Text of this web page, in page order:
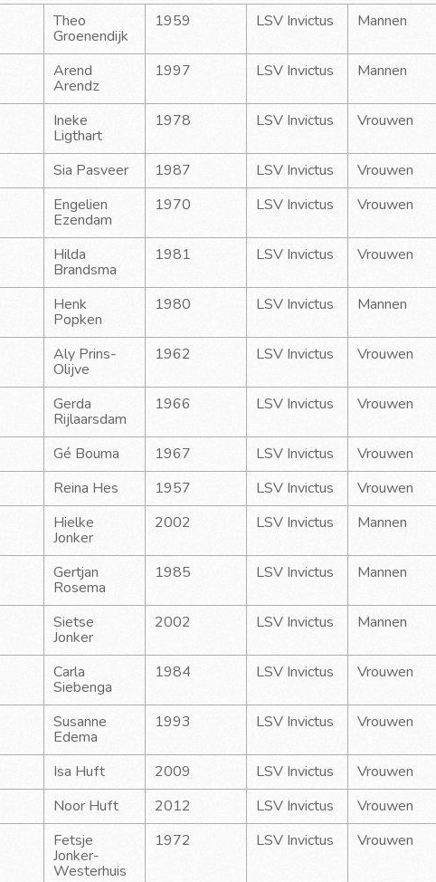
Theo
Groenendijk
1959 LSV Invictus Mannen
Arend
Arendz
1997 LSV Invictus Mannen
Ineke
Ligthart
1978 LSV Invictus Vrouwen
Sia Pasveer 1987 LSV Invictus Vrouwen
Engelien
Ezendam
1970 LSV Invictus Vrouwen
Hilda
Brandsma
1981 LSV Invictus Vrouwen
Henk
Popken
1980 LSV Invictus Mannen
Aly Prins-
Olijve
1962 LSV Invictus Vrouwen
Gerda
Rijlaarsdam
1966 LSV Invictus Vrouwen
Gé Bouma 1967 LSV Invictus Vrouwen
Reina Hes 1957 LSV Invictus Vrouwen
Hielke
Jonker
2002 LSV Invictus Mannen
Gertjan
Rosema
1985 LSV Invictus Mannen
Sietse
Jonker
2002 LSV Invictus Mannen
Carla
Siebenga
1984 LSV Invictus Vrouwen
Susanne
Edema
1993 LSV Invictus Vrouwen
Isa Huft 2009 LSV Invictus Vrouwen
Noor Huft 2012 LSV Invictus Vrouwen
Fetsje
Jonker-
Westerhuis
1972 LSV Invictus Vrouwen